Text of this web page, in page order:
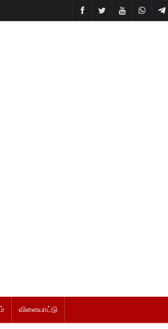
விளையாட்டு